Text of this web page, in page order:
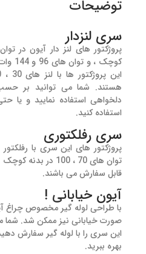
توضیحات
سری لنزدار
کوچک ،
هستند. شما می توانید بر حسب
دلخواهی استفاده نمایید و یا
استفاده کنید.
سری رفلکتوری
قابل سفارش می باشند.
آیون خیابانی !
با طراحی لوله گیر مخصوص چراغ
صورت خیابانی نیز ممکن شد. شما
این سری را با لوله گیر سفارش
بهره ببرید.